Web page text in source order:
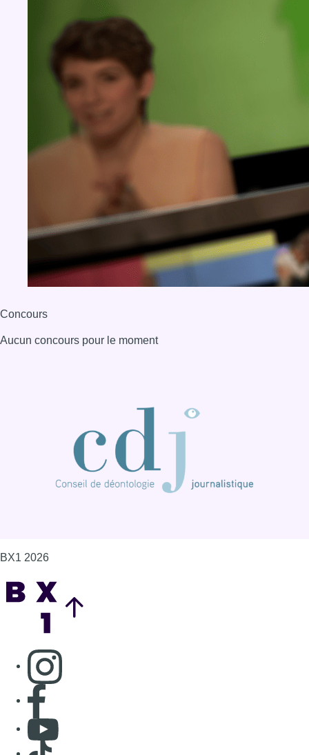
Concours
Aucun concours pour le moment
BX1 2026
Consulter page Instagram
Consulter page Facebook
Consulter Youtube
Consulter TikTok